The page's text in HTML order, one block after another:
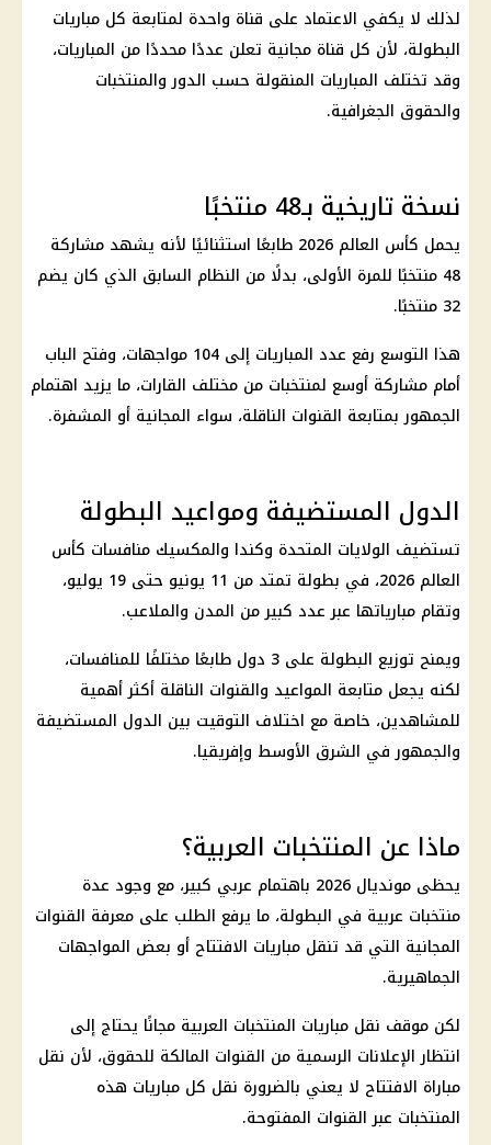
لذلك لا يكفي الاعتماد على قناة واحدة لمتابعة كل مباريات
البطولة، لأن كل قناة مجانية تعلن عددًا محددًا من المباريات،
وقد تختلف المباريات المنقولة حسب الدور والمنتخبات
والحقوق الجغرافية.
نسخة تاريخية بـ48 منتخبًا
يحمل كأس العالم 2026
طابعًا استثنائيًا لأنه يشهد مشاركة
48 منتخبًا للمرة الأولى، بدلًا من النظام السابق الذي كان يضم
32 منتخبًا.
هذا التوسع رفع عدد المباريات إلى 104 مواجهات، وفتح الباب
أمام مشاركة أوسع لمنتخبات من مختلف القارات، ما يزيد اهتمام
الجمهور بمتابعة القنوات الناقلة، سواء المجانية أو المشفرة.
الدول المستضيفة ومواعيد البطولة
تستضيف الولايات المتحدة وكندا والمكسيك منافسات كأس
العالم 2026
، في بطولة تمتد من 11 يونيو حتى 19 يوليو،
وتقام مبارياتها عبر عدد كبير من المدن والملاعب.
ويمنح توزيع البطولة على 3 دول طابعًا مختلفًا للمنافسات،
لكنه يجعل متابعة المواعيد والقنوات الناقلة أكثر أهمية
للمشاهدين، خاصة مع اختلاف التوقيت بين الدول المستضيفة
والجمهور في الشرق الأوسط وإفريقيا.
ماذا عن المنتخبات العربية؟
يحظى مونديال 2026
باهتمام عربي كبير، مع وجود عدة
منتخبات عربية في البطولة، ما يرفع الطلب على معرفة القنوات
المجانية التي قد تنقل مباريات الافتتاح أو بعض المواجهات
الجماهيرية.
لكن موقف نقل مباريات المنتخبات العربية مجانًا يحتاج إلى
انتظار الإعلانات الرسمية من القنوات المالكة للحقوق، لأن نقل
مباراة الافتتاح لا يعني بالضرورة نقل كل مباريات هذه
المنتخبات عبر القنوات المفتوحة.